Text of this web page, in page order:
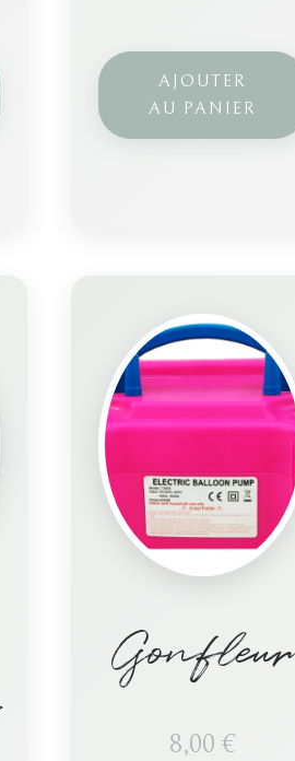
AJOUTER
AU PANIER
Gonfleur
8,00 €